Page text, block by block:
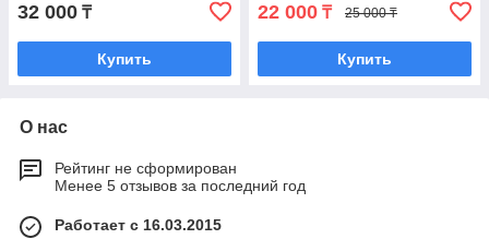
32 000 ₸
Купить
22 000 ₸ 25 000 ₸
Купить
О нас
Рейтинг не сформирован
Менее 5 отзывов за последний год
Работает с 16.03.2015